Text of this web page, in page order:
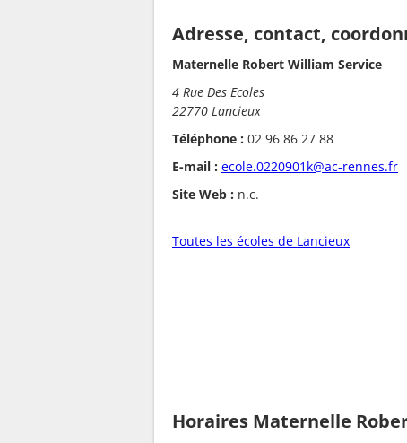
Adresse, contact,
Maternelle Robert William Service
4 Rue Des Ecoles
22770 Lancieux
Téléphone : 02 96 86 27 88
E-mail : ecole.0220901k@ac-rennes.fr
Site Web : n.c.
Toutes les écoles de Lancieux
Horaires Maternelle